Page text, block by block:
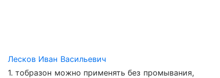
Лесков Иван Васильевич
1. тобразон можно применять без промывания,